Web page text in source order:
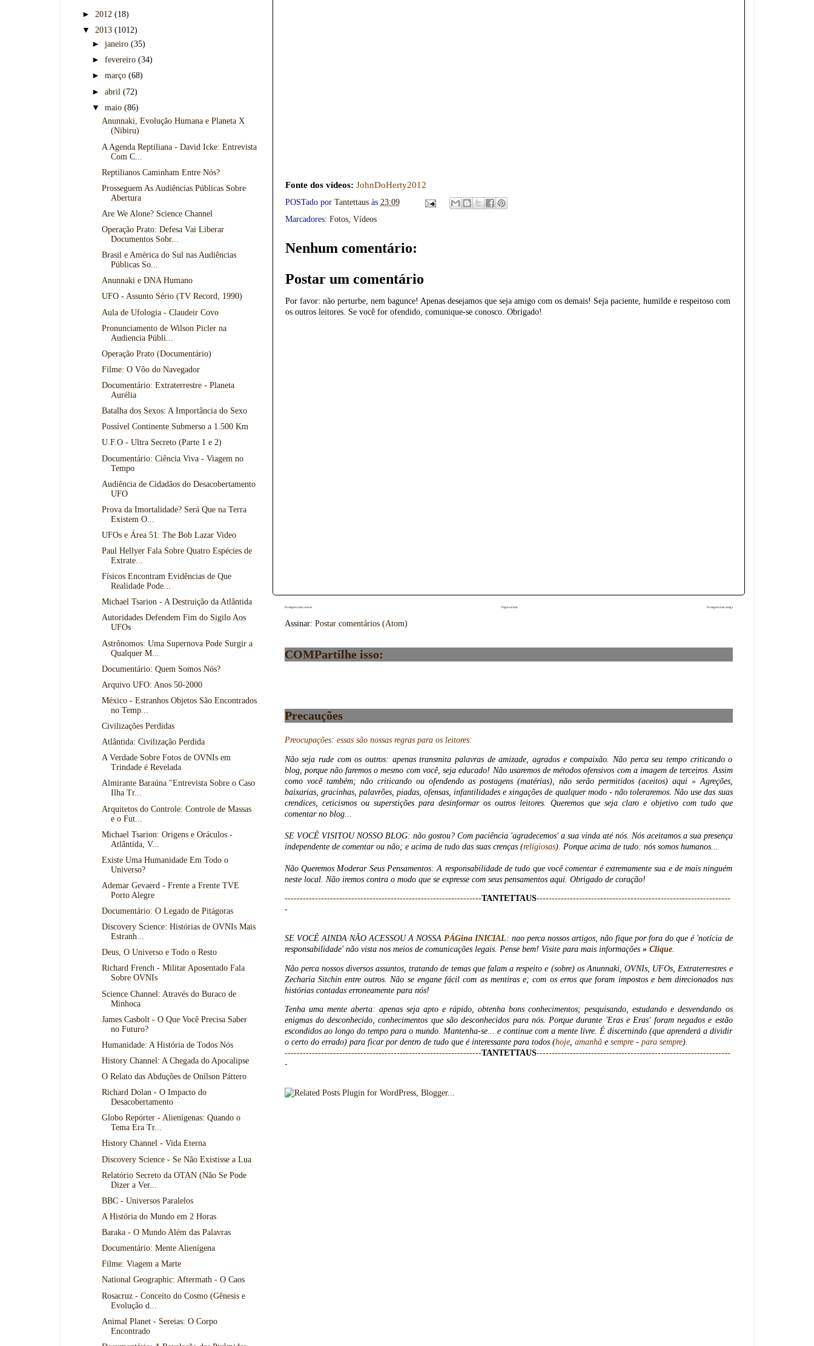
Fonte dos vídeos: JohnDoHerty2012
POSTado por Tantettaus às 23:09
Marcadores: Fotos, Vídeos
Nenhum comentário:
Postar um comentário
Por favor: não perturbe, nem bagunce! Apenas desejamos que seja amigo com os demais! Seja paciente, humilde e respeitoso com
os outros leitores. Se você for ofendido, comunique-se conosco. Obrigado!
Postagem mais recente Postagem mais antiga
Página inicial
Assinar: Postar comentários (Atom)
COMPartilhe isso:
Precauções
Preocupações: essas são nossas regras para os leitores:
Não seja rude com os outros: apenas transmita palavras de amizade, agrados e compaixão. Não perca seu tempo criticando o
blog, porque não faremos o mesmo com você, seja educado! Não usaremos de métodos ofensivos com a imagem de terceiros. Assim
como você também; não criticando ou ofendendo as postagens (matérias), não serão permitidos (aceitos) aqui » Agreções,
baixarias, gracinhas, palavrões, piadas, ofensas, infantilidades e xingações de qualquer modo - não toleraremos. Não use das suas
crendices, ceticismos ou superstições para desinformar os outros leitores. Queremos que seja claro e objetivo com tudo que
comentar no blog...
SE VOCÊ VISITOU NOSSO BLOG: não gostou? Com paciência 'agradecemos' a sua vinda até nós. Nós aceitamos a sua presença
independente de comentar ou não; e acima de tudo das suas crenças (religiosas). Porque acima de tudo: nós somos humanos...
Não Queremos Moderar Seus Pensamentos: A responsabilidade de tudo que você comentar é extremamente sua e de mais ninguém
neste local. Não iremos contra o modo que se expresse com seus pensamentos aqui. Obrigado de coração!
-----------------------------------------------------------------TANTETTAUS----------------------------------------------------------------
-
SE VOCÊ AINDA NÃO ACESSOU A NOSSA PÁGina INICIAL: nao perca nossos artigos, não fique por fora do que é 'notícia de
responsabilidade' não vista nos meios de comunicações legais. Pense bem! Visite para mais informações» Clique.
Não perca nossos diversos assuntos, tratando de temas que falam a respeito e (sobre) os Anunnaki, OVNIs, UFOs, Extraterrestres e
Zecharia Sitchin entre outros.
Não se engane fácil com as mentiras e; com os erros que foram impostos e bem direcionados nas
histórias contadas erroneamente para nós!
Tenha uma mente aberta: apenas seja apto e rápido, obtenha bons conhecimentos; pesquisando, estudando e desvendando os
enigmas do desconhecido, conhecimentos que são desconhecidos para nós. Porque durante 'Eras e Eras' foram negados e estão
escondidos ao longo do tempo para o mundo. Mantenha-se... e continue com a mente livre. É discernindo (que aprenderá a dividir
o certo do errado) para ficar por dentro de tudo que é interessante para todos (hoje, amanhãe sempre- para sempre).
-----------------------------------------------------------------TANTETTAUS----------------------------------------------------------------
-
► 2012 (18)
▼ 2013 (1012)
► janeiro (35)
► fevereiro (34)
► março (68)
► abril (72)
▼ maio (86)
Anunnaki, Evolução Humana e Planeta X
(Nibiru)
A Agenda Reptiliana - David Icke: Entrevista
Com C...
Reptilianos Caminham Entre Nós?
Prosseguem As Audiências Públicas Sobre
Abertura
Are We Alone? Science Channel
Operação Prato: Defesa Vai Liberar
Documentos Sobr...
Brasil e América do Sul nas Audiências
Públicas So...
Anunnaki e DNA Humano
UFO - Assunto Sério (TV Record, 1990)
Aula de Ufologia - Claudeir Covo
Pronunciamento de Wilson Picler na
Audiencia Públi...
Operação Prato (Documentário)
Filme: O Vôo do Navegador
Documentário: Extraterrestre - Planeta
Aurélia
Batalha dos Sexos: A Importância do Sexo
Possível Continente Submerso a 1.500 Km
U.F.O - Ultra Secreto (Parte 1 e 2)
Documentário: Ciência Viva - Viagem no
Tempo
Audiência de Cidadãos do Desacobertamento
UFO
Prova da Imortalidade? Será Que na Terra
Existem O...
UFOs e Área 51: The Bob Lazar Video
Paul Hellyer Fala Sobre Quatro Espécies de
Extrate...
Físicos Encontram Evidências de Que
Realidade Pode...
Michael Tsarion - A Destruição da Atlântida
Autoridades Defendem Fim do Sigilo Aos
UFOs
Astrônomos: Uma Supernova Pode Surgir a
Qualquer M...
Documentário: Quem Somos Nós?
Arquivo UFO: Anos 50-2000
México - Estranhos Objetos São Encontrados
no Temp...
Civilizações Perdidas
Atlântida: Civilização Perdida
A Verdade Sobre Fotos de OVNIs em
Trindade é Revelada
Almirante Baraúna "Entrevista Sobre o Caso
Ilha Tr...
Arquitetos do Controle: Controle de Massas
e o Fut...
Michael Tsarion: Origens e Oráculos -
Atlântida, V...
Existe Uma Humanidade Em Todo o
Universo?
Ademar Gevaerd - Frente a Frente TVE
Porto Alegre
Documentário: O Legado de Pitágoras
Discovery Science: Histórias de OVNIs Mais
Estranh...
Deus, O Universo e Todo o Resto
Richard French - Militar Aposentado Fala
Sobre OVNIs
Science Channel: Através do Buraco de
Minhoca
James Casbolt - O Que Você Precisa Saber
no Futuro?
Humanidade: A História de Todos Nós
History Channel: A Chegada do Apocalipse
O Relato das Abduções de Onílson Páttero
Richard Dolan - O Impacto do
Desacobertamento
Globo Repórter - Alienígenas: Quando o
Tema Era Tr...
History Channel - Vida Eterna
Discovery Science - Se Não Existisse a Lua
Relatório Secreto da OTAN (Não Se Pode
Dizer a Ver...
BBC - Universos Paralelos
A História do Mundo em 2 Horas
Baraka - O Mundo Além das Palavras
Documentário: Mente Alienígena
Filme: Viagem a Marte
National Geographic: Aftermath - O Caos
Rosacruz - Conceito do Cosmo (Gênesis e
Evolução d...
Animal Planet - Sereias: O Corpo
Encontrado